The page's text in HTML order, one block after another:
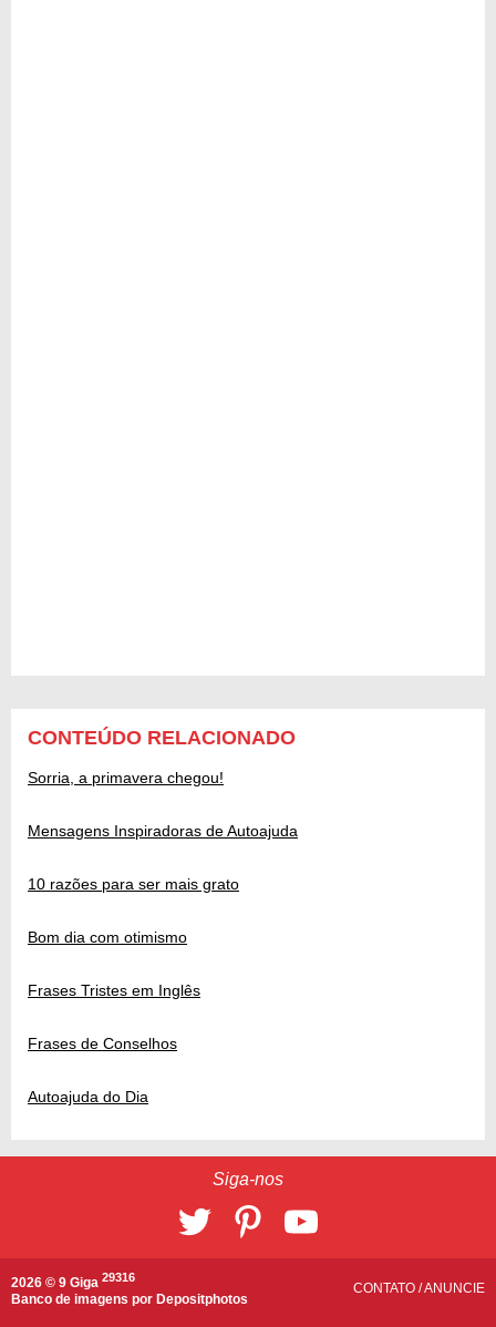
CONTEÚDO RELACIONADO
Sorria, a primavera chegou!
Mensagens Inspiradoras de Autoajuda
10 razões para ser mais grato
Bom dia com otimismo
Frases Tristes em Inglês
Frases de Conselhos
Autoajuda do Dia
Siga-nos
2026 © 9 Giga 29316
Banco de imagens por Depositphotos
CONTATO /ANUNCIE